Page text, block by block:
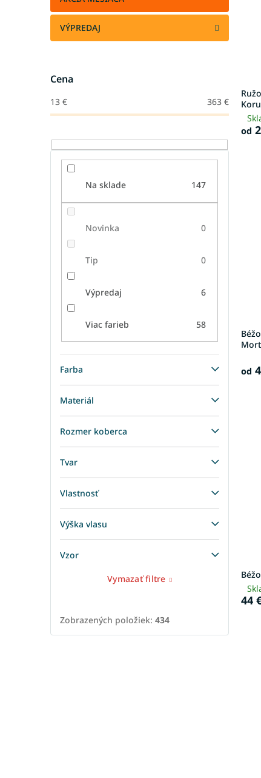
VÝPREDAJ
Cena
13 € 363 €
Na sklade 147
Novinka 0
Tip 0
Výpredaj 6
Viac farieb 58
Farba
Materiál
Rozmer koberca
Tvar
Vlastnosť
Výška vlasu
Vzor
Vymazať filtre
Zobrazených položiek: 434
od
od
44